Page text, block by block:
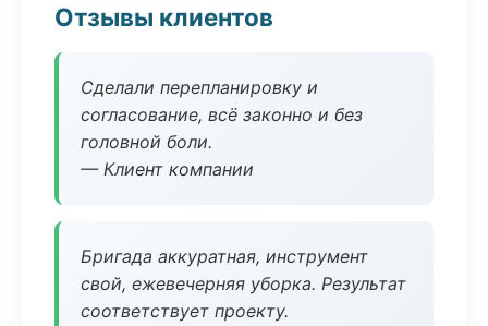
Отзывы клиентов
Сделали перепланировку и
согласование, всё законно и без
головной боли.
— Клиент компании
Бригада аккуратная, инструмент
свой, ежевечерняя уборка. Результат
соответствует проекту.